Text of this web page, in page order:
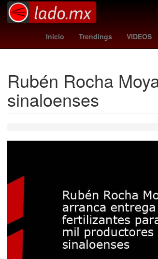
Inicio Trendings VIDEOS
San Diego
Rubén Rocha
sinaloenses